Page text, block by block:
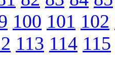
100 101 102
113 114 115